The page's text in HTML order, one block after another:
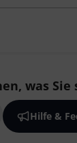
was Sie
Hilfe &